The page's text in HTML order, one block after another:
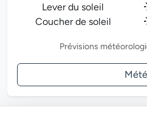
Lever du soleil
Coucher de soleil
Prévisions